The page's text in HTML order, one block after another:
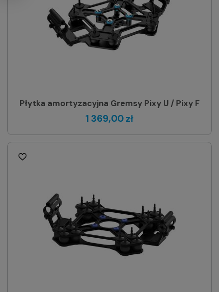
Płytka amortyzacyjna Gremsy Pixy U / Pixy F
1 369,00 zł